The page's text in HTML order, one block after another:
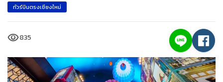
calendar_month
ทัวร์บินตรงเชียงใหม่
visibility835